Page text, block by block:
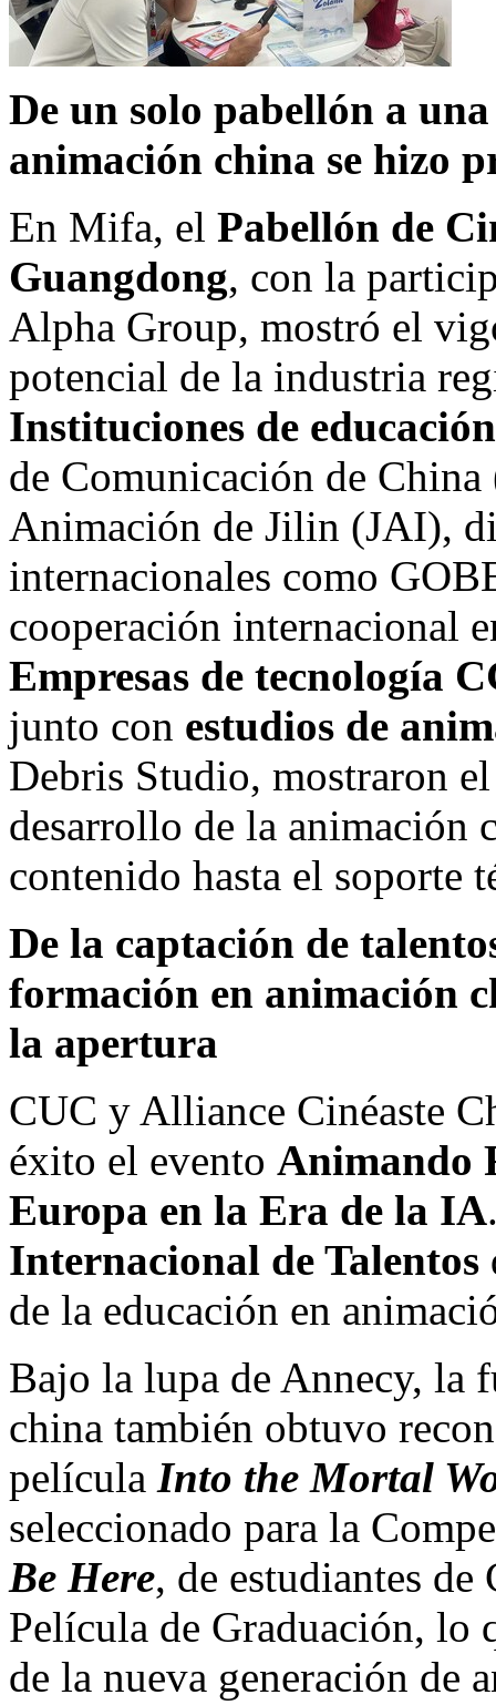
De un solo pabellón a
animación china se hizo
En Mifa, el Pabellón de
Guangdong, con la
Alpha Group, mostró el
potencial de la industria
Instituciones de
de Comunicación de China
Animación de Jilin (JAI),
internacionales como
cooperación internacional
Empresas de tecnología
junto con estudios de
Debris Studio, mostraron
desarrollo de la animación
contenido hasta el soporte
De la captación de
formación en animación
la apertura
CUC y Alliance Cinéaste
éxito el evento Animando
Europa en la Era de la IA
Internacional de Talentos
de la educación en
Bajo la lupa de Annecy, la
china también obtuvo
película Into the Mortal
seleccionado para la
Be Here, de estudiantes
Película de Graduación, lo
de la nueva generación de